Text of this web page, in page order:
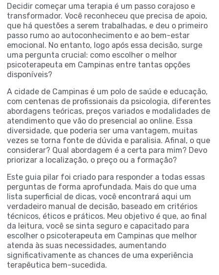
Decidir começar uma terapia é um passo corajoso e
transformador. Você reconheceu que precisa de apoio,
que há questões a serem trabalhadas, e deu o primeiro
passo rumo ao autoconhecimento e ao bem-estar
emocional. No entanto, logo após essa decisão, surge
uma pergunta crucial: como escolher o melhor
psicoterapeuta em Campinas entre tantas opções
disponíveis?
A cidade de Campinas é um polo de saúde e educação,
com centenas de profissionais da psicologia, diferentes
abordagens teóricas, preços variados e modalidades de
atendimento que vão do presencial ao online. Essa
diversidade, que poderia ser uma vantagem, muitas
vezes se torna fonte de dúvida e paralisia. Afinal, o que
considerar? Qual abordagem é a certa para mim? Devo
priorizar a localização, o preço ou a formação?
Este guia pilar foi criado para responder a todas essas
perguntas de forma aprofundada. Mais do que uma
lista superficial de dicas, você encontrará aqui um
verdadeiro manual de decisão, baseado em critérios
técnicos, éticos e práticos. Meu objetivo é que, ao final
da leitura, você se sinta seguro e capacitado para
escolher o psicoterapeuta em Campinas que melhor
atenda às suas necessidades, aumentando
significativamente as chances de uma experiência
terapêutica bem-sucedida.